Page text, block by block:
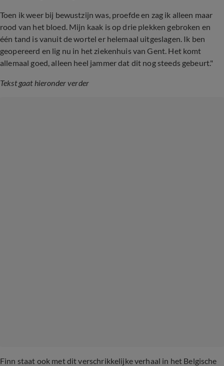
Toen ik weer bij bewustzijn was, proefde en zag ik alleen maar
rood van het bloed. Mijn kaak is op drie plekken gebroken en
één tand is vanuit de wortel er helemaal uitgeslagen. Ik ben
geopereerd en lig nu in het ziekenhuis van Gent. Het komt
allemaal goed, alleen heel jammer dat dit nog steeds gebeurt."
Tekst gaat hieronder verder
Finn staat ook met dit verschrikkelijke verhaal in het Belgische